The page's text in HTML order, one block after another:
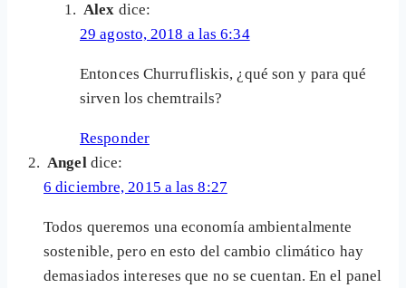
Alex dice:
29 agosto, 2018 a las 6:34
Entonces Churrufliskis, ¿qué son y para qué
sirven los chemtrails?
Responder
Angel dice:
6 diciembre, 2015 a las 8:27
Todos queremos una economía ambientalmente
sostenible, pero en esto del cambio climático hay
demasiados intereses que no se cuentan. En el panel